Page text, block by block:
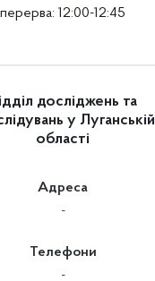
перерва: 12:00-12:45
досліджень та
у Луганській
області
Адреса
-
Телефони
-